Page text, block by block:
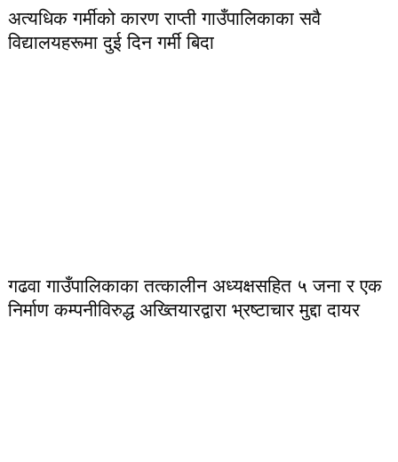
अत्यधिक गर्मीको कारण राप्ती गाउँपालिकाका सवै
विद्यालयहरूमा दुई दिन गर्मी बिदा
गढवा गाउँपालिकाका तत्कालीन अध्यक्षसहित ५ जना र एक
निर्माण कम्पनीविरुद्ध अख्तियारद्वारा भ्रष्टाचार मुद्दा दायर